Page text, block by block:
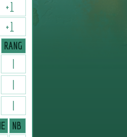
+1
+1
RANG
I
I
I
NB